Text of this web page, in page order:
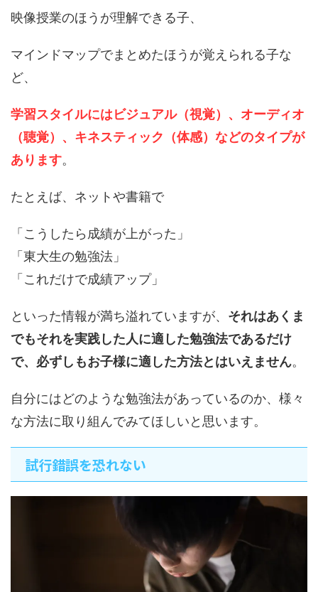
映像授業のほうが理解できる子、
マインドマップでまとめたほうが覚えられる子な
ど、
学習スタイルにはビジュアル（視覚）、オーディオ
（聴覚）、キネスティック（体感）などのタイプが
あります。
たとえば、ネットや書籍で
「こうしたら成績が上がった」
「東大生の勉強法」
「これだけで成績アップ」
といった情報が満ち溢れていますが、 それはあくま
でもそれを実践した人に適した勉強法であるだけ
で、必ずしもお子様に適した方法とはいえません。
自分にはどのような勉強法があっているのか、様々
な方法に取り組んでみてほしいと思います。
試行錯誤を恐れない